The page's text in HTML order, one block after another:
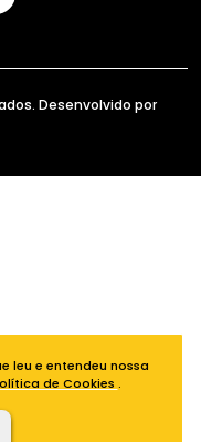
Desenvolvido por
leu e entendeu nossa
de Cookies .